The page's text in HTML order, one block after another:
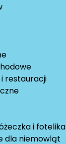
restauracji
i fotelika
dla niemowląt